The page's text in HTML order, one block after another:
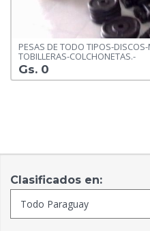
PESAS DE TODO TIPOS-
TOBILLERAS-COLCHONETAS.-
Gs. 0
Clasificados en: